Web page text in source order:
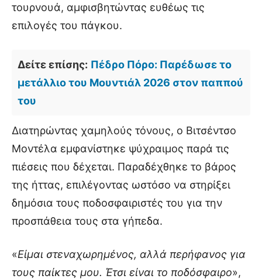
τουρνουά, αμφισβητώντας ευθέως τις
επιλογές του πάγκου.
Δείτε επίσης: Πέδρο Πόρο: Παρέδωσε το
μετάλλιο του Μουντιάλ 2026 στον παππού
του
Διατηρώντας χαμηλούς τόνους, ο Βιτσέντσο
Μοντέλα εμφανίστηκε ψύχραιμος παρά τις
πιέσεις που δέχεται. Παραδέχθηκε το βάρος
της ήττας, επιλέγοντας ωστόσο να στηρίξει
δημόσια τους ποδοσφαιριστές του για την
προσπάθεια τους στα γήπεδα.
«Είμαι στεναχωρημένος, αλλά περήφανος για
τους παίκτες μου. Έτσι είναι το ποδόσφαιρο»,